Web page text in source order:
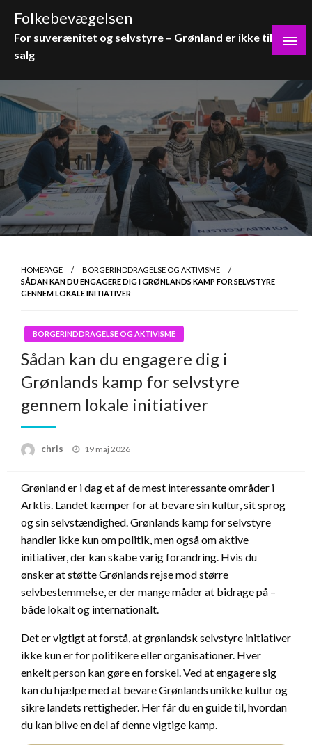
content
Folkebevægelsen
For suverænitet og selvstyre – Grønland er ikke til
salg
HOMEPAGE
BORGERINDDRAGELSE OG AKTIVISME
SÅDAN KAN DU ENGAGERE DIG I GRØNLANDS KAMP FOR SELVSTYRE
GENNEM LOKALE INITIATIVER
BORGERINDDRAGELSE OG AKTIVISME
Sådan kan du engagere dig i
Grønlands kamp for selvstyre
gennem lokale initiativer
chris
Posted
19 maj 2026
Grønland er i dag et af de mest interessante områder i
Arktis. Landet kæmper for at bevare sin kultur, sit sprog
og sin selvstændighed. Grønlands kamp for selvstyre
handler ikke kun om politik, men også om aktive
initiativer, der kan skabe varig forandring. Hvis du
ønsker at støtte Grønlands rejse mod større
selvbestemmelse, er der mange måder at bidrage på –
både lokalt og internationalt.
Det er vigtigt at forstå, at grønlandsk selvstyre initiativer
ikke kun er for politikere eller organisationer. Hver
enkelt person kan gøre en forskel. Ved at engagere sig
kan du hjælpe med at bevare Grønlands unikke kultur og
sikre landets rettigheder. Her får du en guide til, hvordan
du kan blive en del af denne vigtige kamp.